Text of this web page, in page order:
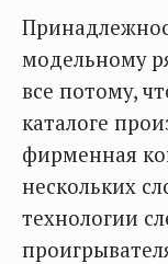
модельному
все потому,
каталоге
фирменная
нескольких
технологии